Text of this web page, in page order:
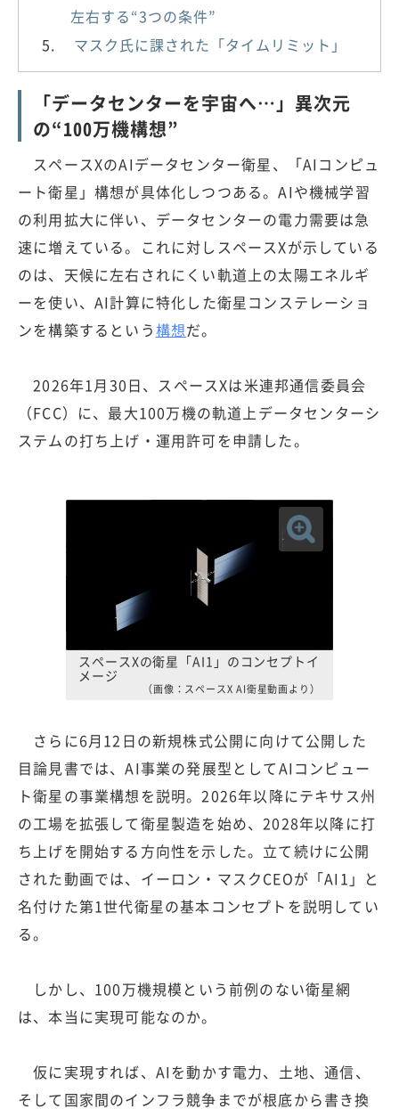
左右する“3つの条件”
マスク氏に課された「タイムリミット」
「データセンターを宇宙へ…」異次元
の“100万機構想”
スペースXのAIデータセンター衛星、「AIコンピュ
ート衛星」構想が具体化しつつある。AIや機械学習
の利用拡大に伴い、データセンターの電力需要は急
速に増えている。これに対しスペースXが示している
のは、天候に左右されにくい軌道上の太陽エネルギ
ーを使い、AI計算に特化した衛星コンステレーショ
ンを構築するという構想だ。
2026年1月30日、スペースXは米連邦通信委員会
（FCC）に、最大100万機の軌道上データセンターシ
ステムの打ち上げ・運用許可を申請した。
スペースXの衛星「AI1」のコンセプトイ
メージ
（画像：スペースX AI衛星動画より）
さらに6月12日の新規株式公開に向けて公開した
目論見書では、AI事業の発展型としてAIコンピュー
ト衛星の事業構想を説明。2026年以降にテキサス州
の工場を拡張して衛星製造を始め、2028年以降に打
ち上げを開始する方向性を示した。立て続けに公開
された動画では、イーロン・マスクCEOが「AI1」と
名付けた第1世代衛星の基本コンセプトを説明してい
る。
しかし、100万機規模という前例のない衛星網
は、本当に実現可能なのか。
仮に実現すれば、AIを動かす電力、土地、通信、
そして国家間のインフラ競争までが根底から書き換